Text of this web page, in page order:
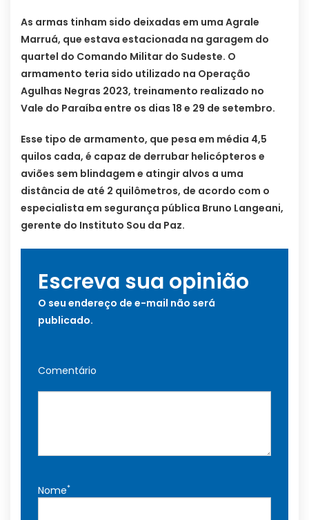
As armas tinham sido deixadas em uma Agrale
Marruá, que estava estacionada na garagem do
quartel do Comando Militar do Sudeste. O
armamento teria sido utilizado na Operação
Agulhas Negras 2023, treinamento realizado no
Vale do Paraíba entre os dias 18 e 29 de setembro.
Esse tipo de armamento, que pesa em média 4,5
quilos cada, é capaz de derrubar helicópteros e
aviões sem blindagem e atingir alvos a uma
distância de até 2 quilômetros, de acordo com o
especialista em segurança pública Bruno Langeani,
gerente do Instituto Sou da Paz.
Escreva sua opinião
O seu endereço de e-mail não será
publicado.
Comentário
Nome*